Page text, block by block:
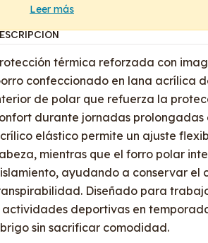
Leer más
térmica reforzada con
confeccionado en lana acrílica
de polar que refuerza la
durante jornadas prolongadas
elástico permite un ajuste
mientras que el forro polar
ayudando a conservar el
Diseñado para
actividades deportivas en
sin sacrificar comodidad.